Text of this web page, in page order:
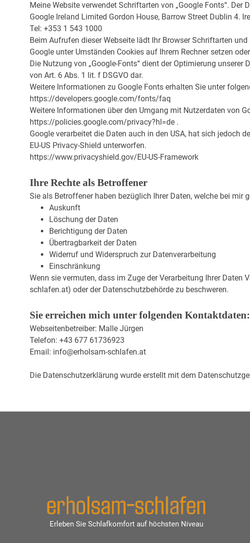
Meine Website verwendet Schriftarten von „Google Fonts“. Der
Google Ireland Limited Gordon House, Barrow Street Dublin 4.
Tel: +353 1 543 1000
Beim Aufrufen dieser Webseite lädt Ihr Browser Schriftarten
Google unter Umständen Cookies auf Ihrem Rechner setzen
Die Nutzung von „Google-Fonts“ dient der Optimierung
von Art. 6 Abs. 1 lit. f DSGVO dar.
Weitere Informationen zu Google Fonts erhalten Sie unter
https://developers.google.com/fonts/faq
Weitere Informationen über den Umgang mit Nutzerdaten von
https://policies.google.com/privacy?hl=de .
Google verarbeitet die Daten auch in den USA, hat sich jedoch
EU-US Privacy-Shield unterworfen.
https://www.privacyshield.gov/EU-US-Framework
Ihre Rechte als Betroffener
Sie als Betroffener haben bezüglich Ihrer Daten, welche bei mir
Auskunft
Löschung der Daten
Berichtigung der Daten
Übertragbarkeit der Daten
Widerruf und Widerspruch zur Datenverarbeitung
Einschränkung
Wenn sie vermuten, dass im Zuge der Verarbeitung Ihrer
schlafen.at) oder der Datenschutzbehörde zu beschweren.
Sie erreichen mich unter folgenden Kontaktdaten:
Webseitenbetreiber: Malle Jürgen
Telefon: +43 677 61736923
Email: info@erholsam-schlafen.at
Die Datenschutzerklärung wurde erstellt mit dem
Erleben Sie Schlafkomfort auf höchsten Niveau